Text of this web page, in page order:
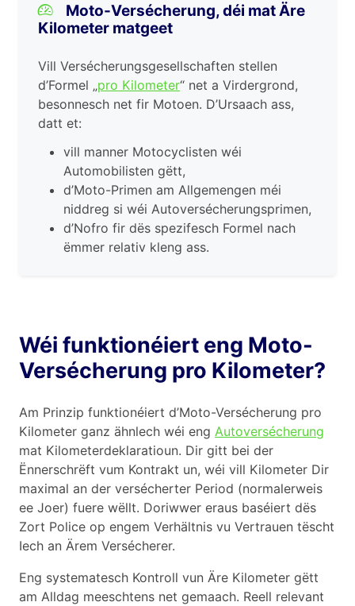
Moto-Versécherung, déi mat Äre
Kilometer matgeet
Vill Versécherungsgesellschaften stellen
d’Formel „pro Kilometer“ net a Virdergrond,
besonnesch net fir Motoen. D’Ursaach ass,
datt et:
vill manner Motocyclisten wéi
Automobilisten gëtt,
d’Moto-Primen am Allgemengen méi
niddreg si wéi Autoversécherungsprimen,
d’Nofro fir dës spezifesch Formel nach
ëmmer relativ kleng ass.
Wéi funktionéiert eng Moto-
Versécherung pro Kilometer?
Am Prinzip funktionéiert d’Moto-Versécherung pro
Kilometer ganz ähnlech wéi eng Autoversécherung
mat Kilometerdeklaratioun. Dir gitt bei der
Ënnerschrëft vum Kontrakt un, wéi vill Kilometer Dir
maximal an der versécherter Period (normalerweis
ee Joer) fuere wëllt. Doriwwer eraus baséiert dës
Zort Police op engem Verhältnis vu Vertrauen tëscht
Iech an Ärem Versécherer.
Eng systematesch Kontroll vun Äre Kilometer gëtt
am Alldag meeschtens net gemaach. Reell relevant